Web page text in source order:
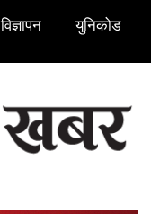
विज्ञापन युनिकोड